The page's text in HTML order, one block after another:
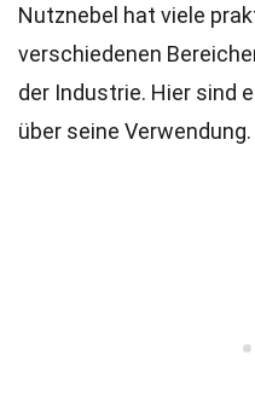
Nutznebel hat viele
verschiedenen
der Industrie. Hier sind
über seine Verwendung.